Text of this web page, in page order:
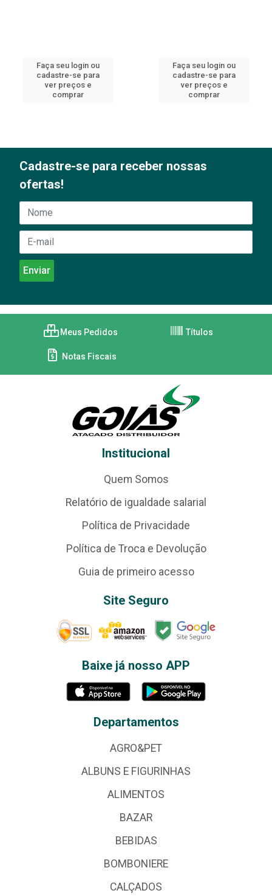
Faça seu login ou
cadastre-se para
ver preços e
comprar
Faça seu login ou
cadastre-se para
ver preços e
comprar
Cadastre-se para receber nossas
ofertas!
Meus Pedidos Títulos
Notas Fiscais
Institucional
Quem Somos
Relatório de igualdade salarial
Política de Privacidade
Política de Troca e Devolução
Guia de primeiro acesso
Site Seguro
Baixe já nosso APP
Departamentos
AGRO&PET
ALBUNS E FIGURINHAS
ALIMENTOS
BAZAR
BEBIDAS
BOMBONIERE
CALÇADOS